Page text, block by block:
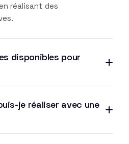
réalisant des
disponibles pour
je réaliser avec une